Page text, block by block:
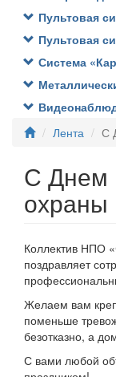
Пультовая
Пультовая
Система
Лента
С
С Днем
Коллектив НПО
поздравляет
Желаем вам
поменьше
безотказно, а
С вами любой